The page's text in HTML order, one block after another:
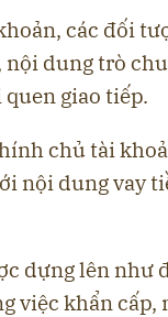
các đối
dung trò
giao tiếp.
chủ tài
nội dung vay
dựng lên như
việc khẩn